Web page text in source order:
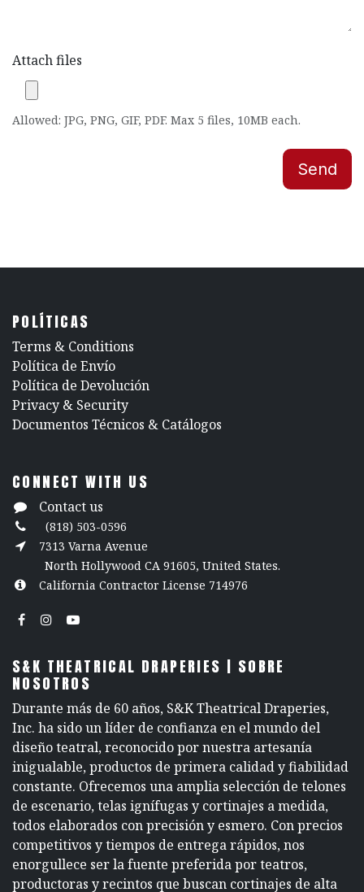
Attach files
Allowed: JPG, PNG, GIF, PDF. Max 5 files, 10MB each.
Send
POLÍTICAS
​Terms & Conditions
Política de Envío
Política de Devolución
​Privacy & Security
​Documentos Técnicos & Catálogos
CONNECT WITH US
Contact us
(818) 503-0596
7313 Varna Avenue
North Hollywood CA 91605, United States.
California Contractor License 714976
S&K THEATRICAL DRAPERIES | SOBRE
NOSOTROS
Durante más de 60 años, S&K Theatrical Draperies,
Inc. ha sido un líder de confianza en el mundo del
diseño teatral, reconocido por nuestra artesanía
inigualable, productos de primera calidad y fiabilidad
constante. Ofrecemos una amplia selección de telones
de escenario, telas ignífugas y cortinajes a medida,
todos elaborados con precisión y esmero. Con precios
competitivos y tiempos de entrega rápidos, nos
enorgullece ser la fuente preferida por teatros,
productoras y recintos que buscan cortinajes de alta